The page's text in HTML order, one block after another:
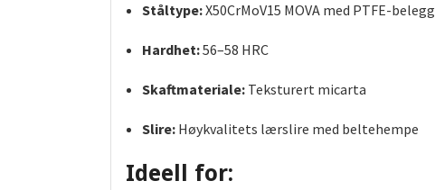
Ståltype:X50CrMoV15 MOVA med PTFE-belegg
Hardhet:56–58 HRC
Skaftmateriale:Teksturert micarta
Slire:Høykvalitets lærslire med beltehempe
Ideell for: